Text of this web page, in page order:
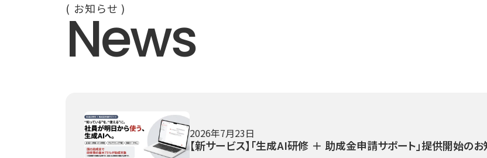
( お知らせ )
News
2026年7月23日
【新サービス】「生成AI研修 ＋ 助成金申請サポート」提供開始の